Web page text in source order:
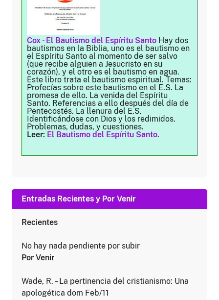
Cox - El Bautismo del Espíritu Santo Hay dos
bautismos en la Biblia, uno es el bautismo en
el Espíritu Santo al momento de ser salvo
(que recibe alguien a Jesucristo en su
corazón), y el otro es el bautismo en agua.
Este libro trata el bautismo espiritual. Temas:
Profecías sobre este bautismo en el E.S. La
promesa de ello. La venida del Espíritu
Santo. Referencias a ello después del día de
Pentecostés. La llenura del E.S.
Identificándose con Dios y los redimidos.
Problemas, dudas, y cuestiones.
Leer: El Bautismo del Espíritu Santo.
Entradas Recientes y Por Venir
Recientes
No hay nada pendiente por subir
Por Venir
Wade, R. – La pertinencia del cristianismo: Una
apologética dom Feb/11